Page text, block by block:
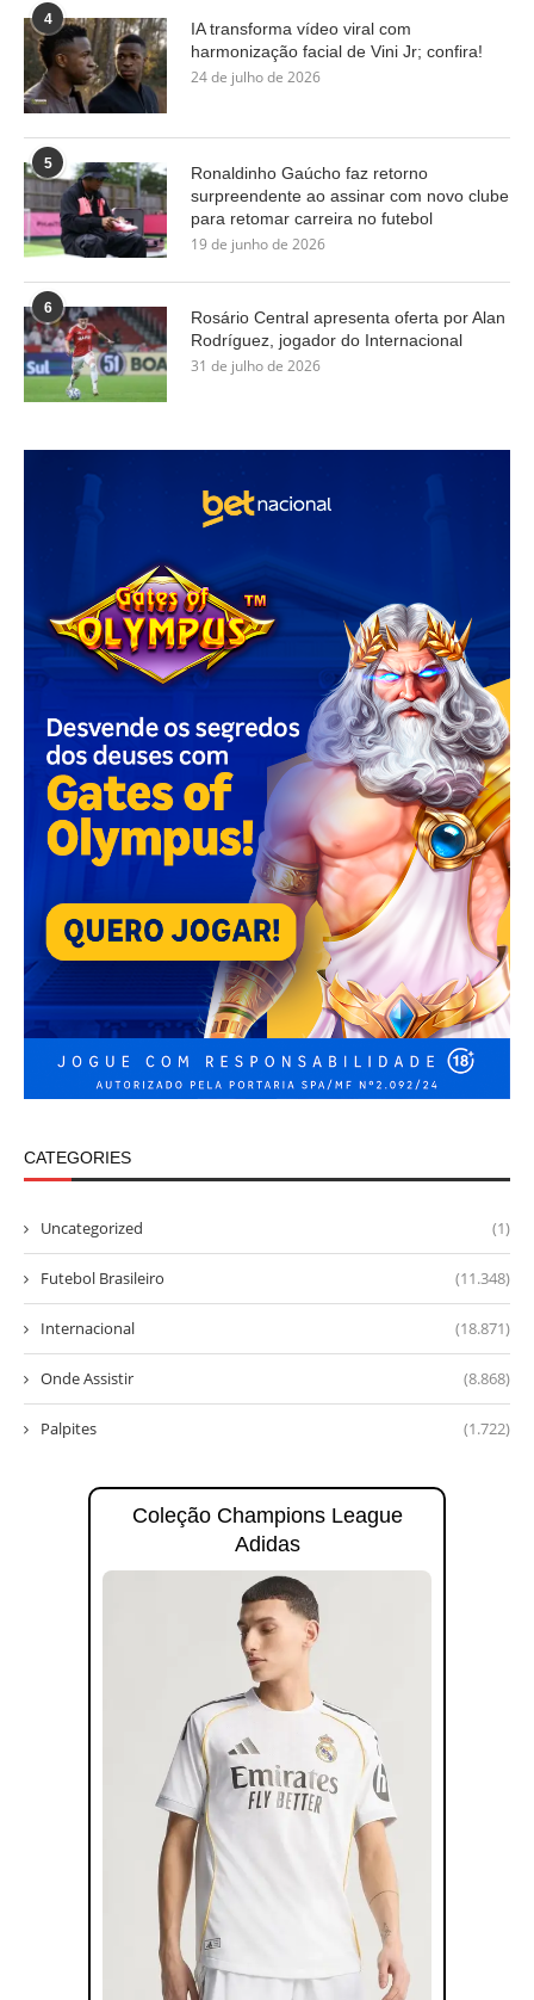
4
IA transforma vídeo viral com
harmonização facial de Vini Jr; confira!
24 de julho de 2026
5
Ronaldinho Gaúcho faz retorno
surpreendente ao assinar com novo clube
para retomar carreira no futebol
19 de junho de 2026
6
Rosário Central apresenta oferta por Alan
Rodríguez, jogador do Internacional
31 de julho de 2026
CATEGORIES
Uncategorized (1)
Futebol Brasileiro (11.348)
Internacional (18.871)
Onde Assistir (8.868)
Palpites (1.722)
Coleção Champions League
Adidas